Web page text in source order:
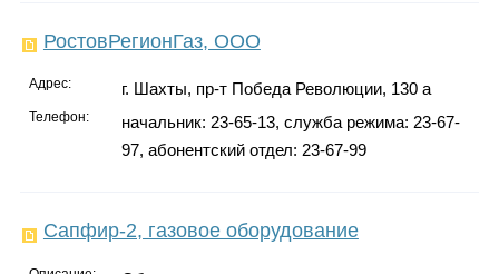
РостовРегионГаз, ООО
Адрес: г. Шахты, пр-т Победа Революции, 130 а
Телефон:
начальник: 23-65-13, служба режима: 23-67-
97, абонентский отдел: 23-67-99
Сапфир-2, газовое оборудование